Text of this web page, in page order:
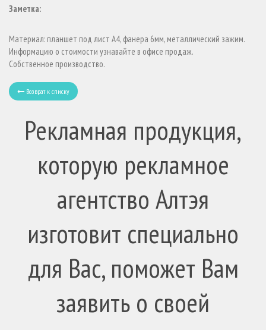
Заметка:
Материал: планшет под лист А4, фанера 6мм, металлический зажим.
Информацию о стоимости узнавайте в офисе продаж.
Собственное производство.
Возврат к списку
Рекламная продукция,
которую рекламное
агентство Алтэя
изготовит специально
для Вас, поможет Вам
заявить о своей